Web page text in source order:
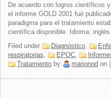
De acuerdo con logros científicos
el informe GOLD 2001 fué
paradigma para el tratamiento
científica disponible. Idioma: inglés
Filed under
Diagnóstico,
respiratorias, EPOC,
Tratamiento by marionod on